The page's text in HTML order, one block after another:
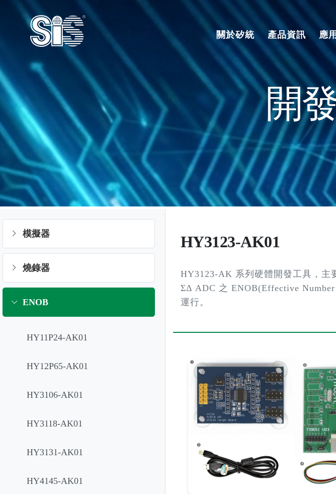
關於矽統 產品資訊 應
開
模擬器
燒錄器
ENOB
HY11P24-AK01
HY12P65-AK01
HY3106-AK01
HY3118-AK01
HY3131-AK01
HY4145-AK01
HY3123-AK01
HY3123-AK 系列硬體開發工具，主
ΣΔ ADC 之 ENOB(Effective
運行。